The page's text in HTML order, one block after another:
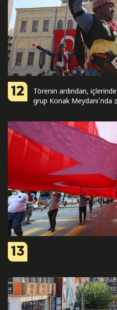
12
Törenin ardından,
grup Konak Meydanı`nda
13